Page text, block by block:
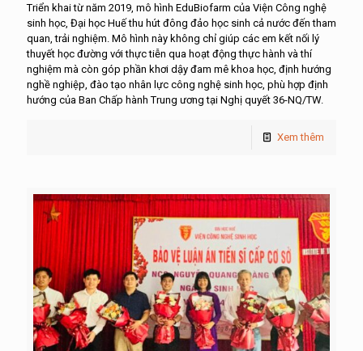
Triển khai từ năm 2019, mô hình EduBiofarm của Viện Công nghệ
sinh học, Đại học Huế thu hút đông đảo học sinh cả nước đến tham
quan, trải nghiệm. Mô hình này không chỉ giúp các em kết nối lý
thuyết học đường với thực tiễn qua hoạt động thực hành và thí
nghiệm mà còn góp phần khơi dậy đam mê khoa học, định hướng
nghề nghiệp, đào tạo nhân lực công nghệ sinh học, phù hợp định
hướng của Ban Chấp hành Trung ương tại Nghị quyết 36-NQ/TW.
Xem thêm